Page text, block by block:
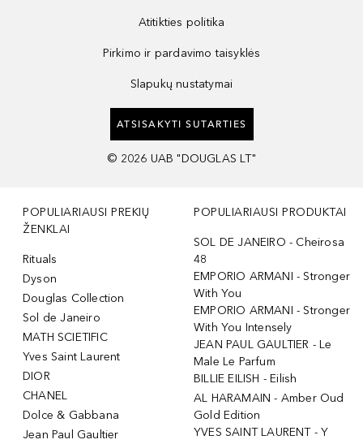
Atitikties politika
Pirkimo ir pardavimo taisyklės
Slapukų nustatymai
ATSISAKYTI SUTARTIES
© 2026 UAB "DOUGLAS LT"
POPULIARIAUSI PREKIŲ
ŽENKLAI
Rituals
Dyson
Douglas Collection
Sol de Janeiro
MATH SCIETIFIC
Yves Saint Laurent
DIOR
CHANEL
Dolce & Gabbana
Jean Paul Gaultier
POPULIARIAUSI PRODUKTAI
SOL DE JANEIRO - Cheirosa
48
EMPORIO ARMANI - Stronger
With You
EMPORIO ARMANI - Stronger
With You Intensely
JEAN PAUL GAULTIER - Le
Male Le Parfum
BILLIE EILISH - Eilish
AL HARAMAIN - Amber Oud
Gold Edition
YVES SAINT LAURENT - Y